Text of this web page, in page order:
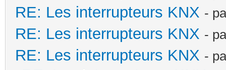
RE: Les interrupteurs KNX -
RE: Les interrupteurs KNX -
RE: Les interrupteurs KNX -